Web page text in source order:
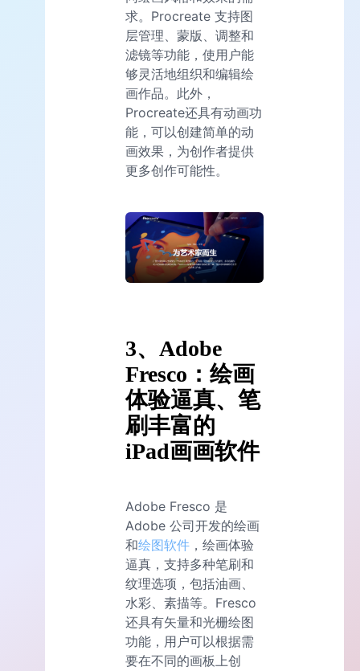
求。Procreate 支持图
层管理、蒙版、调整和
滤镜等功能，使用户能
够灵活地组织和编辑绘
画作品。此外，
Procreate还具有动画功
能，可以创建简单的动
画效果，为创作者提供
更多创作可能性。
3、Adobe
Fresco：绘画
体验逼真、笔
刷丰富的
iPad画画软件
Adobe Fresco 是
Adobe 公司开发的绘画
和绘图软件 ，绘画体验
逼真，支持多种笔刷和
纹理选项，包括油画、
水彩、素描等。Fresco
还具有矢量和光栅绘图
功能，用户可以根据需
要在不同的画板上创